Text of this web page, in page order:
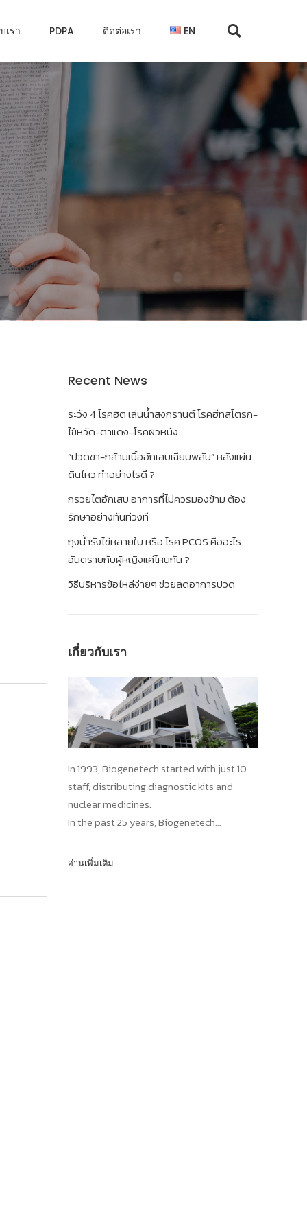
เรา PDPA ติดต่อเรา EN
Recent News
ระวัง 4 โรคฮิต เล่นน้ำสงกรานต์ โรคฮีทสโตรก-
ไข้หวัด-ตาแดง-โรคผิวหนัง
“ปวดขา-กล้ามเนื้ออักเสบเฉียบพลัน” หลังแผ่น
ดินไหว ทำอย่างไรดี ?
กรวยไตอักเสบ อาการที่ไม่ควรมองข้าม ต้อง
รักษาอย่างทันท่วงที
ถุงน้ำรังไข่หลายใบ หรือ โรค PCOS คืออะไร
อันตรายกับผู้หญิงแค่ไหนกัน ?
วิธีบริหารข้อไหล่ง่ายๆ ช่วยลดอาการปวด
เกี่ยวกับเรา
In 1993, Biogenetech started with just 10
staff, distributing diagnostic kits and
nuclear medicines.
In the past 25 years, Biogenetech
vaccines and pharmaceuticals,
อ่านเพิ่มเติม